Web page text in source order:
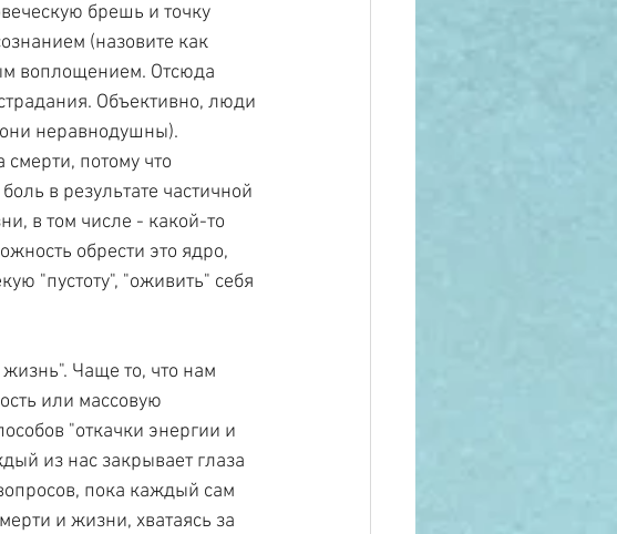
брешь и точку
(назовите как
воплощением. Отсюда
Объективно, люди
неравнодушны).
потому что
в результате частичной
в том числе - какой-то
обрести это ядро,
"пустоту", "оживить" себя
Чаще то, что нам
или массовую
"откачки энергии и
из нас закрывает глаза
пока каждый сам
и жизни, хватаясь за